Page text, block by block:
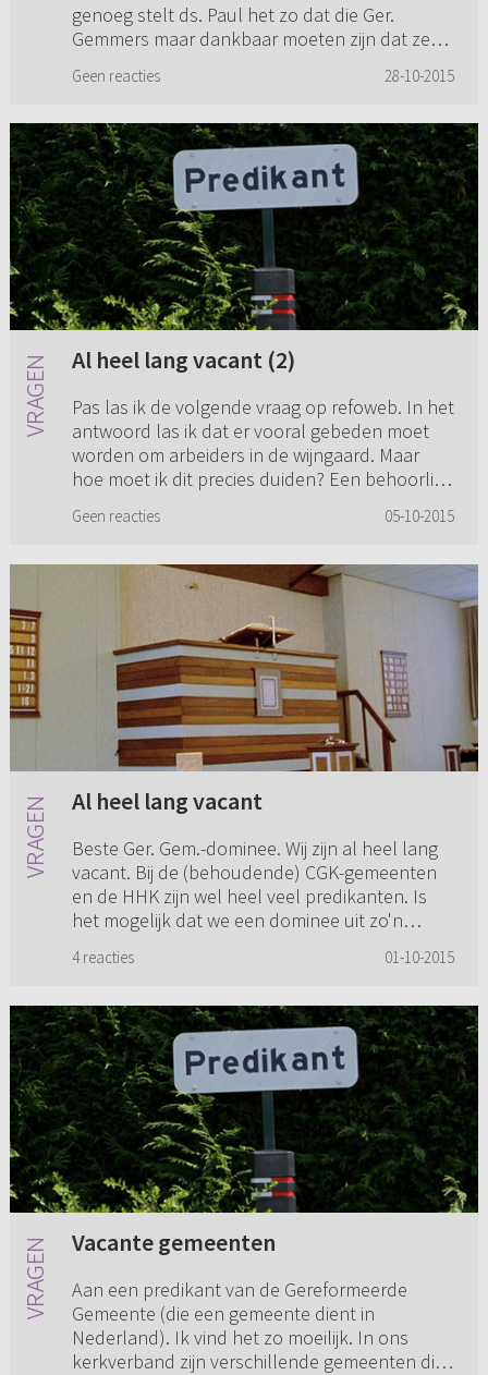
genoeg stelt ds. Paul het zo dat die Ger.
Gemmers maar dankbaar moeten zijn dat ze
Geen reacties 28-10-2015
Al heel lang vacant (2)
Pas las ik de volgende vraag op refoweb. In het
antwoord las ik dat er vooral gebeden moet
worden om arbeiders in de wijngaard. Maar
hoe moet ik dit precies duiden? Een behoorlijk
Geen reacties 05-10-2015
Al heel lang vacant
Beste Ger. Gem.-dominee. Wij zijn al heel lang
vacant. Bij de (behoudende) CGK-gemeenten
en de HHK zijn wel heel veel predikanten. Is
het mogelijk dat we een dominee uit zo'n
4 reacties 01-10-2015
Vacante gemeenten
Aan een predikant van de Gereformeerde
Gemeente (die een gemeente dient in
Nederland). Ik vind het zo moeilijk. In ons
kerkverband zijn verschillende gemeenten die